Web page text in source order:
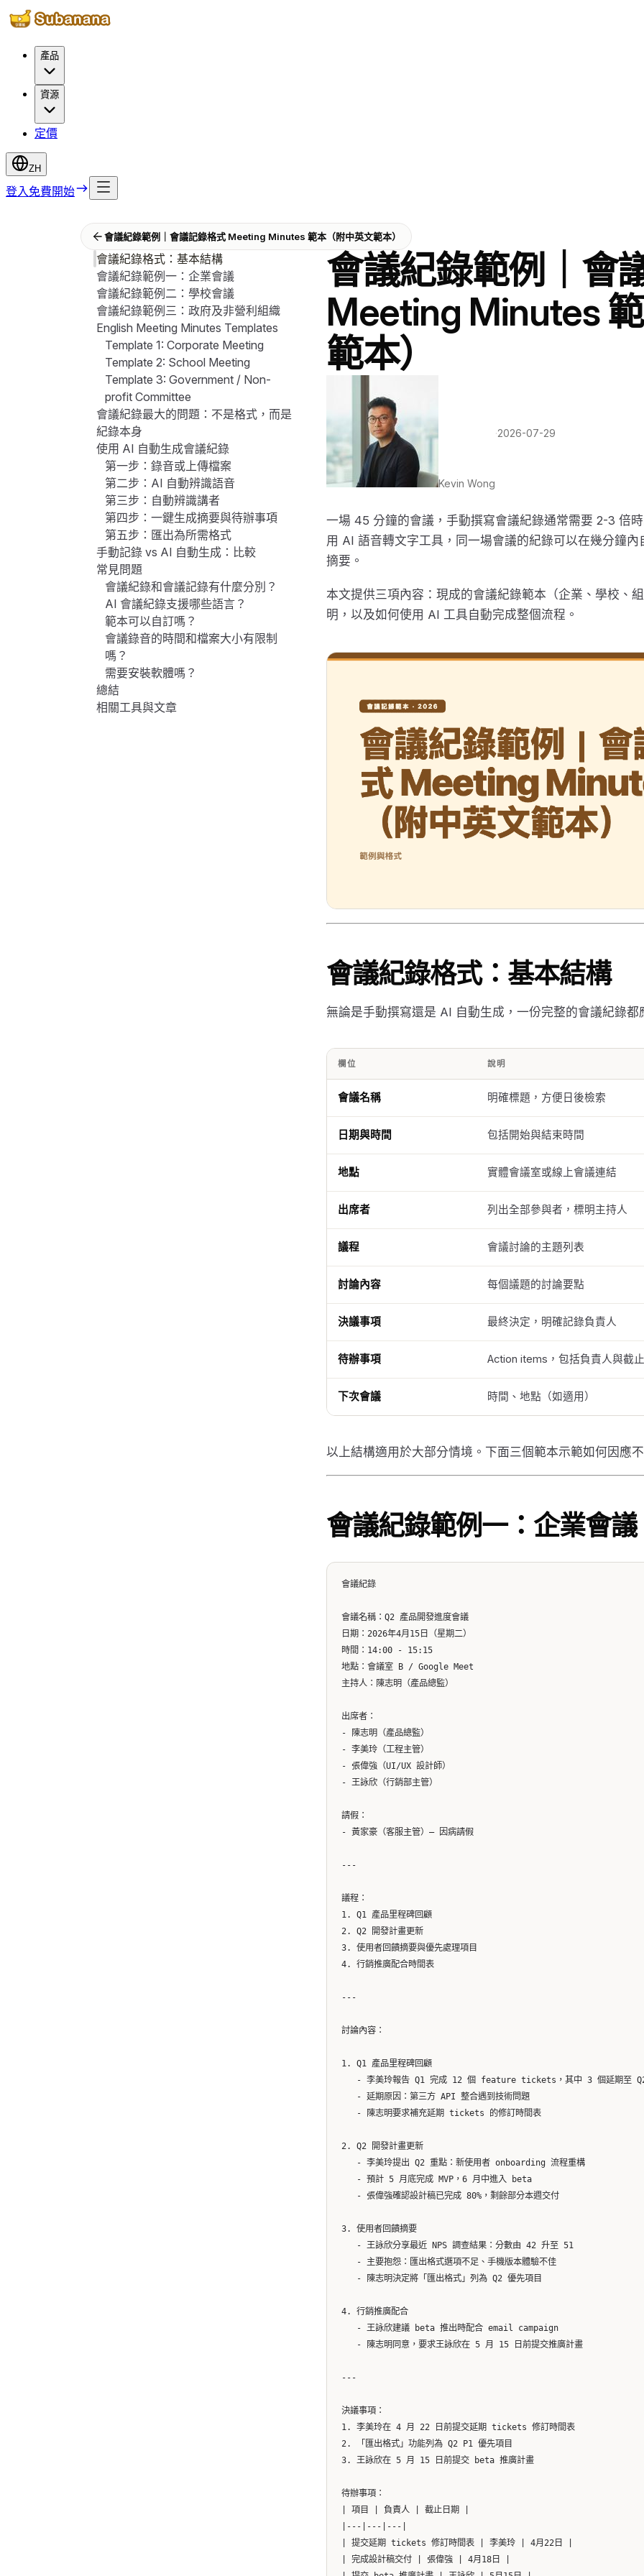
產品
資源
定價
ZH
登入 免費開始
會議紀錄範例｜會議記錄格式 Meeting Minutes 範本（附中英文範本）
會議紀錄格式：基本結構
會議紀錄範例一：企業會議
會議紀錄範例二：學校會議
會議紀錄範例三：政府及非營利組織
English Meeting Minutes Templates
Template 1: Corporate Meeting
Template 2: School Meeting
Template 3: Government / Non-
profit Committee
會議紀錄最大的問題：不是格式，而是
紀錄本身
使用 AI 自動生成會議紀錄
第一步：錄音或上傳檔案
第二步：AI 自動辨識語音
第三步：自動辨識講者
第四步：一鍵生成摘要與待辦事項
第五步：匯出為所需格式
手動記錄 vs AI 自動生成：比較
常見問題
會議紀錄和會議記錄有什麼分別？
AI 會議紀錄支援哪些語言？
範本可以自訂嗎？
會議錄音的時間和檔案大小有限制
嗎？
需要安裝軟體嗎？
總結
相關工具與文章
會議紀錄範例｜會
Meeting Minutes
範本）
Kevin Wong
·2026-07-29
一場 45 分鐘的會議，手動撰寫會議紀錄通常需要 2-3 倍
用 AI 語音轉文字工具，同一場會議的紀錄可以在幾分鐘
摘要。
本文提供三項內容：現成的會議紀錄範本（企業、學校、
明，以及如何使用 AI 工具自動完成整個流程。
會議紀錄格式：基本結構
無論是手動撰寫還是 AI 自動生成，一份完整的會議紀錄都
欄位 說明
會議名稱 明確標題，方便日後檢索
日期與時間 包括開始與結束時間
地點 實體會議室或線上會議連結
出席者 列出全部參與者，標明主持人
議程 會議討論的主題列表
討論內容 每個議題的討論要點
決議事項 最終決定，明確記錄負責人
待辦事項 Action items，包括負責人與截
下次會議 時間、地點（如適用）
以上結構適用於大部分情境。下面三個範本示範如何因應
會議紀錄範例一：企業會議
會議紀錄
會議名稱：Q2 產品開發進度會議
日期：2026年4月15日（星期二）
時間：14:00 - 15:15
地點：會議室 B / Google Meet
主持人：陳志明（產品總監）
出席者：
- 陳志明（產品總監）
- 李美玲（工程主管）
- 張偉強（UI/UX 設計師）
- 王詠欣（行銷部主管）
請假：
- 黃家豪（客服主管）— 因病請假
---
議程：
1. Q1 產品里程碑回顧
2. Q2 開發計畫更新
3. 使用者回饋摘要與優先處理項目
4. 行銷推廣配合時間表
---
討論內容：
1. Q1 產品里程碑回顧
- 李美玲報告 Q1 完成 12 個 feature tickets，其中 3 個延期至
   - 延期原因：第三方 API 整合遇到技術問題
   - 陳志明要求補充延期 tickets 的修訂時間表
2. Q2 開發計畫更新
   - 李美玲提出 Q2 重點：新使用者 onboarding 流程重構
   - 預計 5 月底完成 MVP，6 月中進入 beta
   - 張偉強確認設計稿已完成 80%，剩餘部分本週交付
3. 使用者回饋摘要
   - 王詠欣分享最近 NPS 調查結果：分數由 42 升至 51
   - 主要抱怨：匯出格式選項不足、手機版本體驗不佳
   - 陳志明決定將「匯出格式」列為 Q2 優先項目
4. 行銷推廣配合
   - 王詠欣建議 beta 推出時配合 email campaign
   - 陳志明同意，要求王詠欣在 5 月 15 日前提交推廣計畫
---
決議事項：
1. 李美玲在 4 月 22 日前提交延期 tickets 修訂時間表
2. 「匯出格式」功能列為 Q2 P1 優先項目
3. 王詠欣在 5 月 15 日前提交 beta 推廣計畫
待辦事項：
| 項目 | 負責人 | 截止日期 |
|---|---|---|
| 提交延期 tickets 修訂時間表 | 李美玲 | 4月22日 |
| 完成設計稿交付 | 張偉強 | 4月18日 |